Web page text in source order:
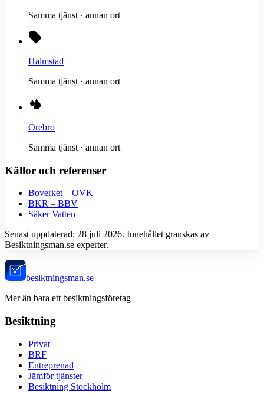
Samma tjänst · annan ort
Halmstad
Samma tjänst · annan ort
Örebro
Samma tjänst · annan ort
Källor och referenser
Boverket – OVK
BKR – BBV
Säker Vatten
Senast uppdaterad: 28 juli 2026. Innehållet granskas av
Besiktningsman.se experter.
besiktningsman.se
Mer än bara ett besiktningsföretag
Besiktning
Privat
BRF
Entreprenad
Jämför tjänster
Besiktning Stockholm